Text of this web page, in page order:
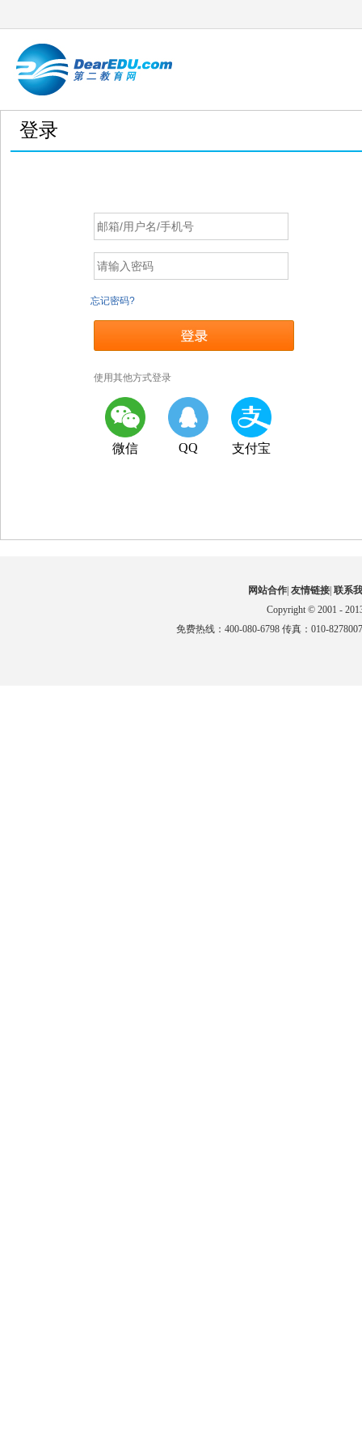
登录
忘记密码?
使用其他方式登录
微信 QQ 支付宝
网站合作 友情链接 联系
Copyright © 2001 -
免费热线：400-080-6798 传真：010-